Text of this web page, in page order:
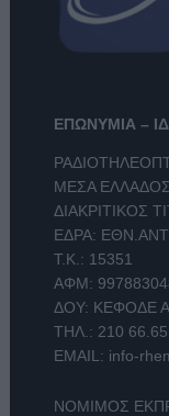
ΕΠΩΝΥΜΙΑ –
ΜΕΣΑ
ΔΙΑΚΡΙΤΙΚΟΣ
ΕΔΡΑ:
Τ.Κ.: 15351
ΑΦΜ:
ΔΟΥ: ΚΕΦΟΔΕ
ΤΗΛ.: 210
EMAIL: info-
ΝΟΜΙΜΟΣ